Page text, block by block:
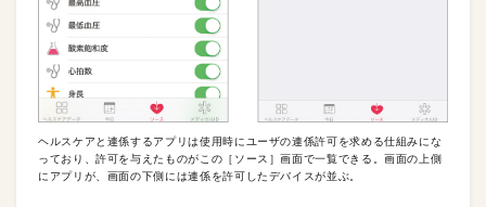
ヘルスケアと連係するアプリは使用時にユーザの連係許可を求める仕組みにな
っており、許可を与えたものがこの［ソース］画面で一覧できる。画面の上側
にアプリが、画面の下側には連係を許可したデバイスが並ぶ。